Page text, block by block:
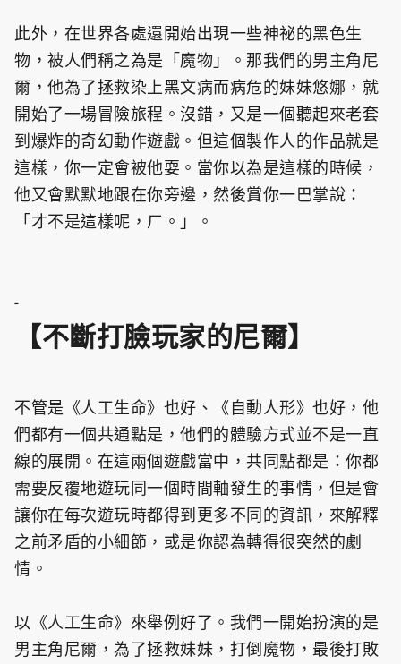
此外，在世界各處還開始出現一些神祕的黑色生
物，被人們稱之為是「魔物」。那我們的男主角尼
爾，他為了拯救染上黑文病而病危的妹妹悠娜，就
開始了一場冒險旅程。沒錯，又是一個聽起來老套
到爆炸的奇幻動作遊戲。但這個製作人的作品就是
這樣，你一定會被他耍。當你以為是這樣的時候，
他又會默默地跟在你旁邊，然後賞你一巴掌說：
「才不是這樣呢，ㄏ。」。
-
【不斷打臉玩家的尼爾】
不管是《人工生命》也好、《自動人形》也好，他
們都有一個共通點是，他們的體驗方式並不是一直
線的展開。在這兩個遊戲當中，共同點都是：你都
需要反覆地遊玩同一個時間軸發生的事情，但是會
讓你在每次遊玩時都得到更多不同的資訊，來解釋
之前矛盾的小細節，或是你認為轉得很突然的劇
情。
以《人工生命》來舉例好了。我們一開始扮演的是
男主角尼爾，為了拯救妹妹，打倒魔物，最後打敗